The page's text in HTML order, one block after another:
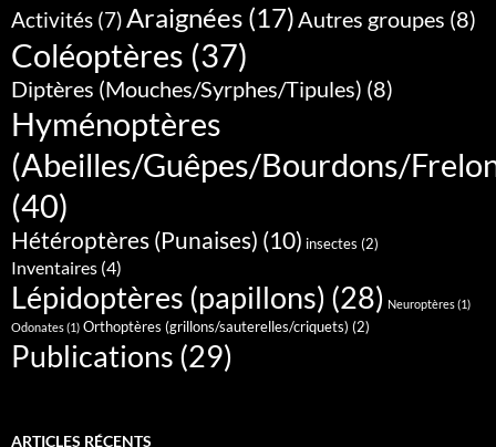
Activités (7)Araignées (17)Autres groupes (8)
Coléoptères (37)
Diptères (Mouches/Syrphes/Tipules) (8)
Hyménoptères
(Abeilles/Guêpes/Bourdons/
(40)
Hétéroptères (Punaises) (10) insectes (2)
Inventaires (4)
Lépidoptères (papillons) (28) Neuroptères(1)
Odonates(1) Orthoptères (grillons/sauterelles/criquets) (2)
Publications (29)
ARTICLES RÉCENTS